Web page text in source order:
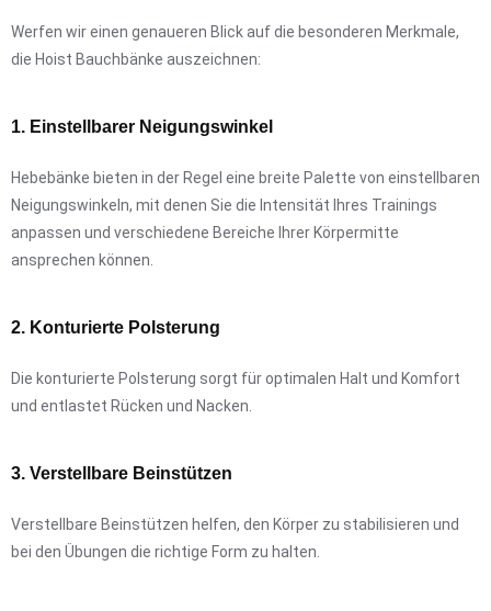
Werfen wir einen genaueren Blick auf die besonderen Merkmale,
die Hoist Bauchbänke auszeichnen:
1. Einstellbarer Neigungswinkel
Hebebänke bieten in der Regel eine breite Palette von einstellbaren
Neigungswinkeln, mit denen Sie die Intensität Ihres Trainings
anpassen und verschiedene Bereiche Ihrer Körpermitte
ansprechen können.
2. Konturierte Polsterung
Die konturierte Polsterung sorgt für optimalen Halt und Komfort
und entlastet Rücken und Nacken.
3. Verstellbare Beinstützen
Verstellbare Beinstützen helfen, den Körper zu stabilisieren und
bei den Übungen die richtige Form zu halten.